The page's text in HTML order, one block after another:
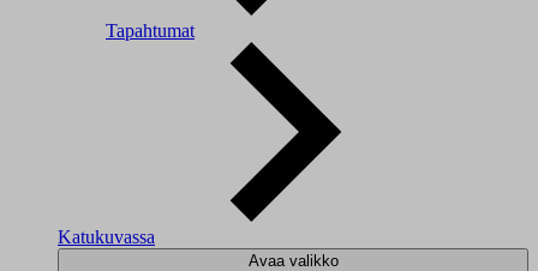
Tapahtumat
Katukuvassa
Avaa valikko